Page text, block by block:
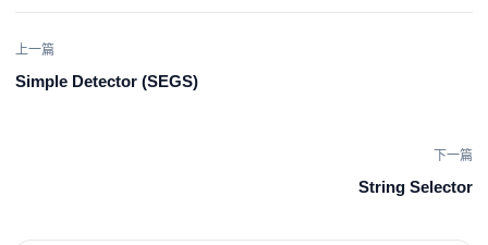
上一篇
Simple Detector (SEGS)
下一篇
String Selector